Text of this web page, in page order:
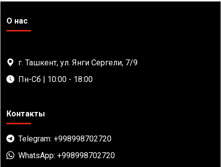
О нас
г. Ташкент, ул. Янги Сергели, 7/9
Пн-Сб | 10:00 - 18:00
Контакты
Telegram: +998998702720
WhatsApp: +998998702720